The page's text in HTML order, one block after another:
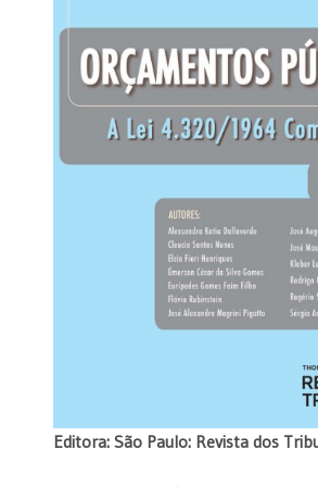
Editora: São Paulo: Revista dos